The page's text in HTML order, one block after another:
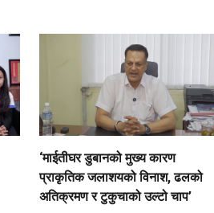
‘माईतीघर डुबानको मुख्य कारण
प्राकृतिक जलाशयको विनाश, ढलको
अतिक्रमण र टुकुचाको उल्टो चाप’